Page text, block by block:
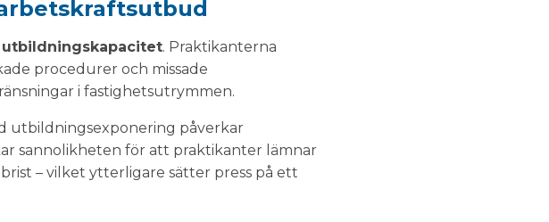
. Praktikanterna
procedurer och missade
i fastighetsutrymmen.
utbildningsexponering påverkar
sannolikheten för att praktikanter lämnar
– vilket ytterligare sätter press på ett